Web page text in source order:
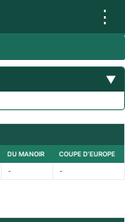
⋮
▼
DU MANOIR COUPE D'EUROPE
- -